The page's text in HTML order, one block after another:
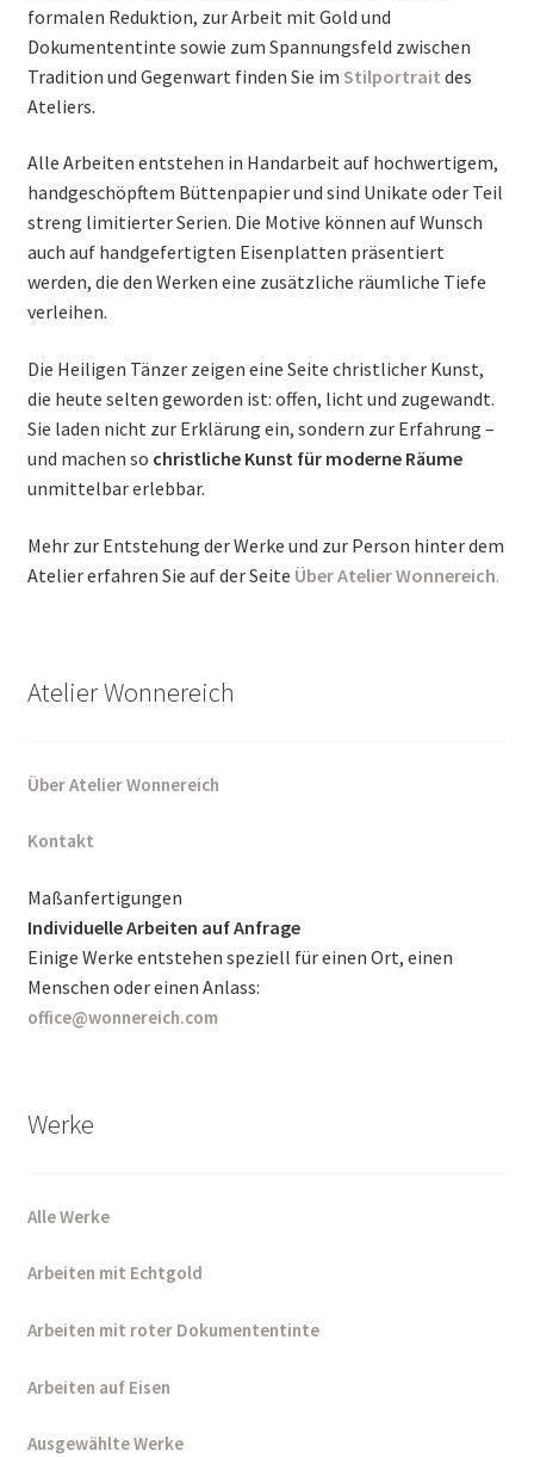
formalen Reduktion, zur Arbeit mit Gold und
Dokumententinte sowie zum Spannungsfeld zwischen
Tradition und Gegenwart finden Sie im Stilportrait des
Ateliers.
Alle Arbeiten entstehen in Handarbeit auf hochwertigem,
handgeschöpftem Büttenpapier und sind Unikate oder Teil
streng limitierter Serien. Die Motive können auf Wunsch
auch auf handgefertigten Eisenplatten präsentiert
werden, die den Werken eine zusätzliche räumliche Tiefe
verleihen.
Die Heiligen Tänzer zeigen eine Seite christlicher Kunst,
die heute selten geworden ist: offen, licht und zugewandt.
Sie laden nicht zur Erklärung ein, sondern zur Erfahrung –
und machen so christliche Kunst für moderne Räume
unmittelbar erlebbar.
Mehr zur Entstehung der Werke und zur Person hinter dem
Atelier erfahren Sie auf der Seite Über Atelier Wonnereich.
Atelier Wonnereich
Über Atelier Wonnereich
Kontakt
Maßanfertigungen
Individuelle Arbeiten auf Anfrage
Einige Werke entstehen speziell für einen Ort, einen
Menschen oder einen Anlass:
office@wonnereich.com
Werke
Alle Werke
Arbeiten mit Echtgold
Arbeiten mit roter Dokumententinte
Arbeiten auf Eisen
Ausgewählte Werke